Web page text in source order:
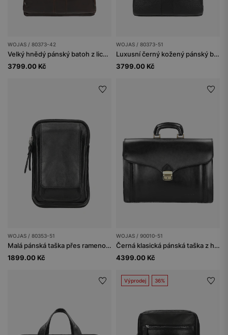
WOJAS / 80373-42
Velký hnědý pánský batoh z licové kůže
3799.00 Kč
WOJAS / 80373-51
Luxusní černý kožený pánský batoh pro každodenní nošení
3799.00 Kč
WOJAS / 80353-51
Malá pánská taška přes rameno z černé hladké kůže
1899.00 Kč
WOJAS / 90010-51
Černá klasická pánská taška z hladké kůže
4399.00 Kč
Výprodej 36%